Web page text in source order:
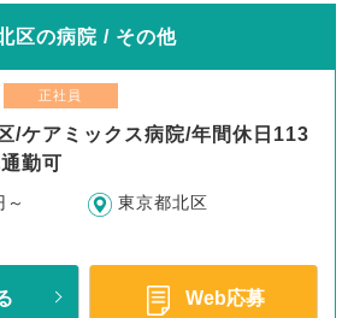
区の病院 / その他
正社員
/ケアミックス病院/年間休日113
勤可
東京都北区
Web応募